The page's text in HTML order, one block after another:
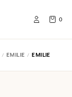
0
EMILIE EMILIE